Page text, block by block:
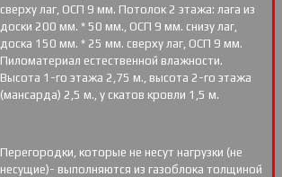
сверху лаг, ОСП 9 мм. Потолок 2 этажа: лага из
доски 200 мм. * 50 мм., ОСП 9 мм. снизу лаг,
доска 150 мм. * 25 мм. сверху лаг, ОСП 9 мм.
Пиломатериал естественной влажности.
Высота 1-го этажа 2,75 м., высота 2-го этажа
(мансарда) 2,5 м., у скатов кровли 1,5 м.
Перегородки, которые не несут нагрузки (не
несущие)- выполняются из газоблока толщиной